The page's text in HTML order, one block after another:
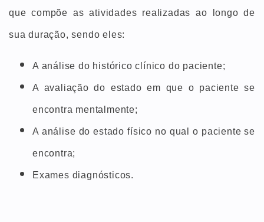
que compõe as atividades realizadas ao longo de
sua duração, sendo eles:
A análise do histórico clínico do paciente;
A avaliação do estado em que o paciente se
encontra mentalmente;
A análise do estado físico no qual o paciente se
encontra;
Exames diagnósticos.